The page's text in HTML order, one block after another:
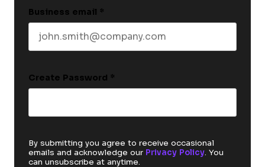
Business email *
Create Password *
By submitting you agree to receive occasional
emails and acknowledge our Privacy Policy. You
can unsubscribe at anytime.